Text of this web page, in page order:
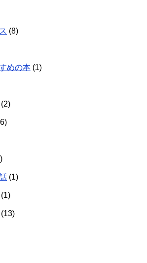
(8)
めの本 (1)
(2)
(1)
(1)
(13)